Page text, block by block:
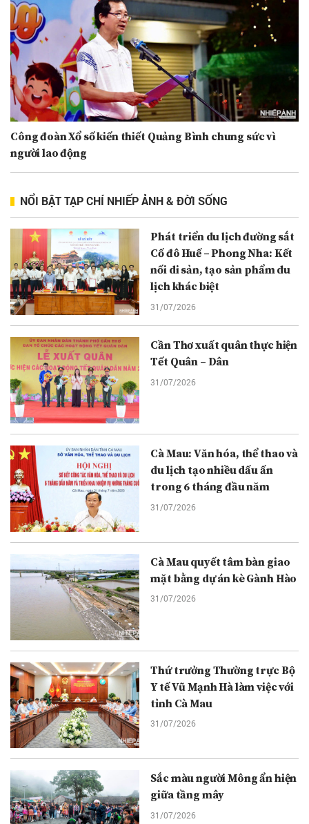
Công đoàn Xổ số kiến thiết Quảng Bình chung sức vì
người lao động
NỔI BẬT TẠP CHÍ NHIẾP ẢNH & ĐỜI SỐNG
Phát triển du lịch đường sắt
Cố đô Huế – Phong Nha: Kết
nối di sản, tạo sản phẩm du
lịch khác biệt
31/07/2026
Cần Thơ xuất quân thực hiện
Tết Quân – Dân
31/07/2026
Cà Mau: Văn hóa, thể thao và
du lịch tạo nhiều dấu ấn
trong 6 tháng đầu năm
31/07/2026
Cà Mau quyết tâm bàn giao
mặt bằng dự án kè Gành Hào
31/07/2026
Thứ trưởng Thường trực Bộ
Y tế Vũ Mạnh Hà làm việc với
tỉnh Cà Mau
31/07/2026
Sắc màu người Mông ẩn hiện
giữa tầng mây
31/07/2026